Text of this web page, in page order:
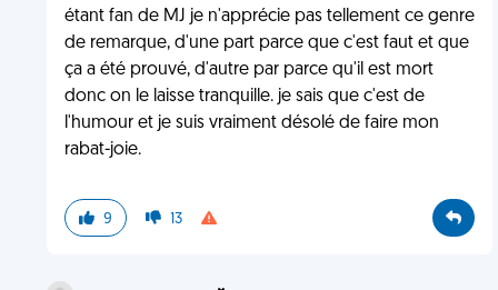
étant fan de MJ je n'apprécie pas tellement ce genre
de remarque, d'une part parce que c'est faut et que
ça a été prouvé, d'autre par parce qu'il est mort
donc on le laisse tranquille. je sais que c'est de
l'humour et je suis vraiment désolé de faire mon
rabat-joie.
9 13